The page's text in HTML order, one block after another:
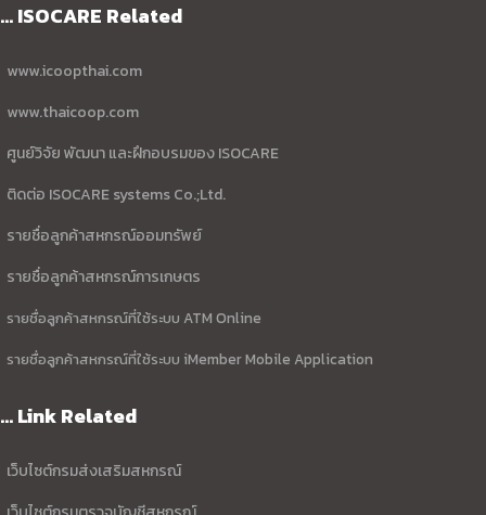
... ISOCARE Related
www.icoopthai.com
www.thaicoop.com
ศูนย์วิจัย พัฒนา และฝึกอบรมของ ISOCARE
ติดต่อ ISOCARE systems Co.;Ltd.
รายชื่อลูกค้าสหกรณ์ออมทรัพย์
รายชื่อลูกค้าสหกรณ์การเกษตร
รายชื่อลูกค้าสหกรณ์ที่ใช้ระบบ ATM Online
รายชื่อลูกค้าสหกรณ์ที่ใช้ระบบ iMember Mobile Application
... Link Related
เว็บไซต์กรมส่งเสริมสหกรณ์